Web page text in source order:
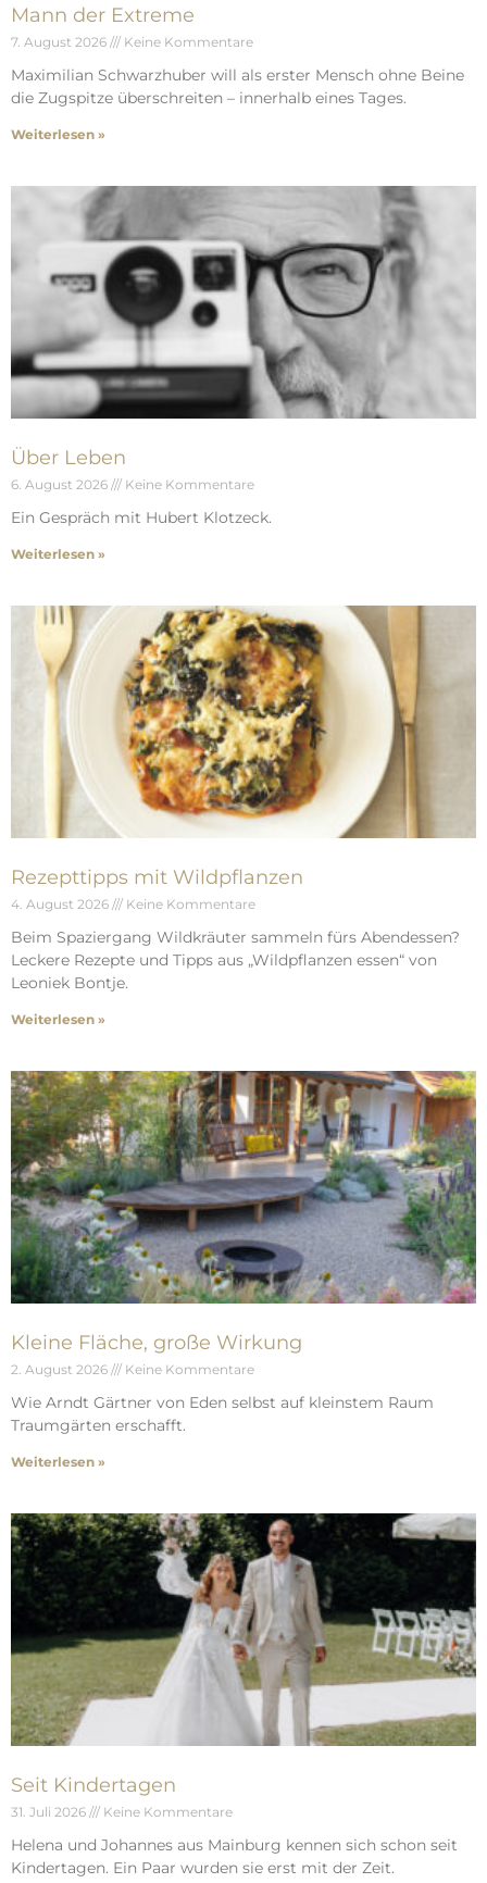
Mann der Extreme
7. August 2026 Keine Kommentare
Maximilian Schwarzhuber will als erster Mensch ohne Beine
die Zugspitze überschreiten – innerhalb eines Tages.
Weiterlesen »
Über Leben
6. August 2026 Keine Kommentare
Ein Gespräch mit Hubert Klotzeck.
Weiterlesen »
Rezepttipps mit Wildpflanzen
4. August 2026 Keine Kommentare
Beim Spaziergang Wildkräuter sammeln fürs Abendessen?
Leckere Rezepte und Tipps aus „Wildpflanzen essen“ von
Leoniek Bontje.
Weiterlesen »
Kleine Fläche, große Wirkung
2. August 2026 Keine Kommentare
Wie Arndt Gärtner von Eden selbst auf kleinstem Raum
Traumgärten erschafft.
Weiterlesen »
Seit Kindertagen
31. Juli 2026 Keine Kommentare
Helena und Johannes aus Mainburg kennen sich schon seit
Kindertagen. Ein Paar wurden sie erst mit der Zeit.